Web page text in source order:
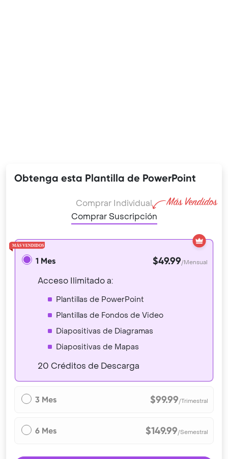
Obtenga esta Plantilla de PowerPoint
Comprar Individual
Comprar Suscripción
1 Mes $49.99/Mensual
Acceso Ilimitado a:
Plantillas de PowerPoint
Plantillas de Fondos de Video
Diapositivas de Diagramas
Diapositivas de Mapas
20 Créditos de Descarga
3 Mes $99.99/Trimestral
6 Mes $149.99/Semestral